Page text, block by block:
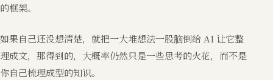
的框架。
如果自己还没想清楚，就把一大堆想法一股脑倒给 AI 让它整
理成文，那得到的，大概率仍然只是一些思考的火花，而不是
你自己梳理成型的知识。